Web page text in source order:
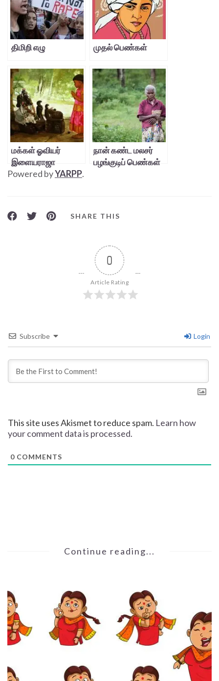
திமிறி எழு முதல் பெண்கள்
மக்கள் ஓவியர்
இளையராஜா
நான் கண்ட மலசர்
பழங்குடிப் பெண்கள்
Powered byYARPP.
SHARE THIS
0
Article Rating
Subscribe Login
This site uses Akismet to reduce spam. Learn how
your comment data is processed.
0 COMMENTS
Continue reading...